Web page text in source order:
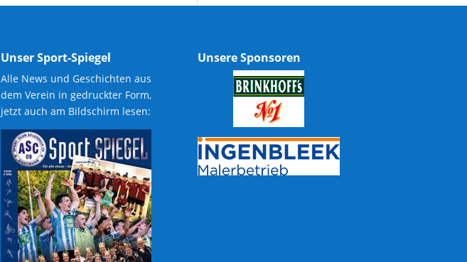
Unser Sport-Spiegel
Alle News und Geschichten aus
dem Verein in gedruckter Form,
jetzt auch am Bildschirm lesen:
Unsere Sponsoren